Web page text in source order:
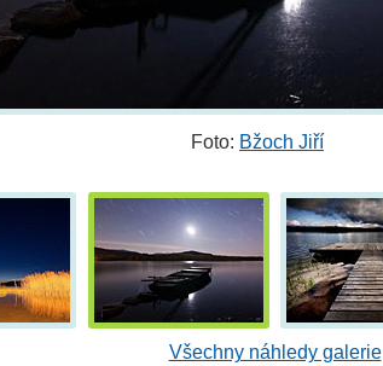
Foto: Bžoch Jiří
Všechny náhledy galerie